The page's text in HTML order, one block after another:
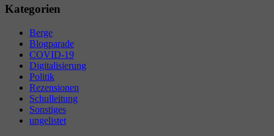
Kategorien
Berge
Blogparade
COVID-19
Digitalisierung
Politik
Rezensionen
Schulleitung
Sonstiges
ungelistet